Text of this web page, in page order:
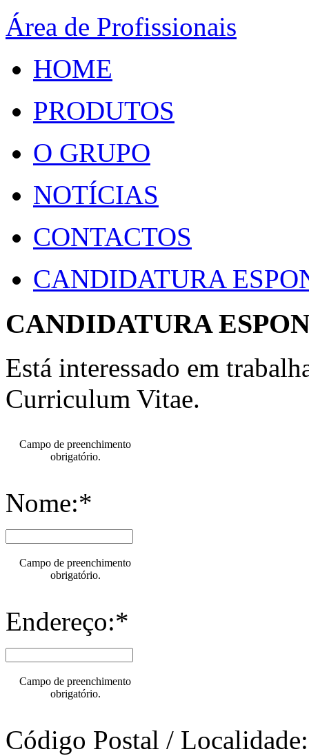
Área de Profissionais
HOME
PRODUTOS
O GRUPO
NOTÍCIAS
CONTACTOS
CANDIDATURA
CANDIDATURA
Está interessado em
Curriculum Vitae.
Campo de preenchimento
obrigatório.
Nome:*
Campo de preenchimento
obrigatório.
Endereço:*
Campo de preenchimento
obrigatório.
Código Postal /